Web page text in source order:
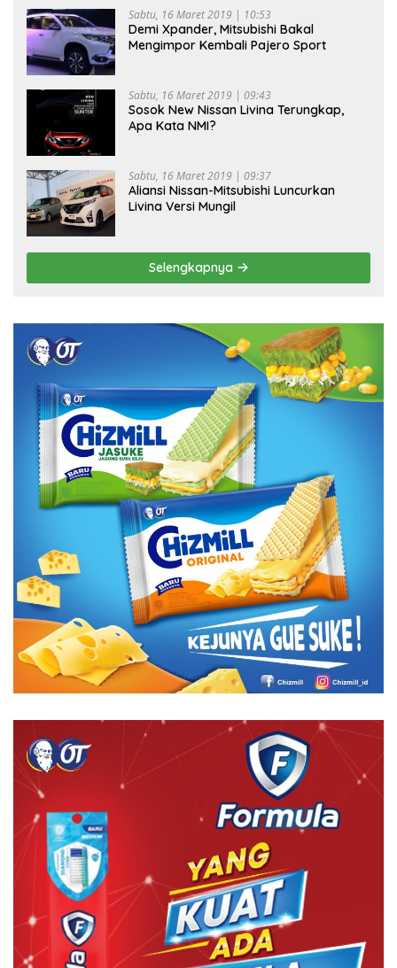
Sabtu, 16 Maret 2019 | 10:53
Demi Xpander, Mitsubishi Bakal
Mengimpor Kembali Pajero Sport
Sabtu, 16 Maret 2019 | 09:43
Sosok New Nissan Livina Terungkap,
Apa Kata NMI?
Sabtu, 16 Maret 2019 | 09:37
Aliansi Nissan-Mitsubishi Luncurkan
Livina Versi Mungil
Selengkapnya